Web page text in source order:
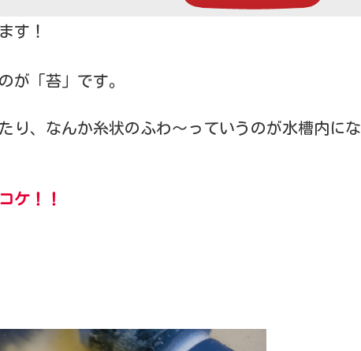
す！
が「苔」です。
り、なんか糸状のふわ～っていうのが水槽内にな
ケ！！